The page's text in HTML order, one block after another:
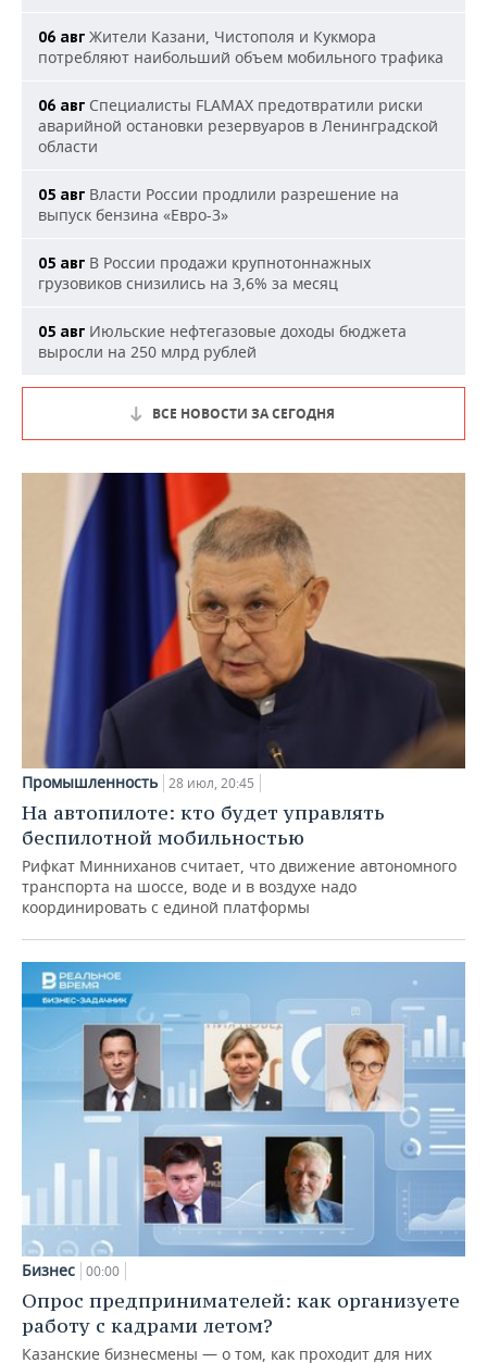
06 авг Жители Казани, Чистополя и Кукмора
потребляют наибольший объем мобильного трафика
06 авг Специалисты FLAMAX предотвратили риски
аварийной остановки резервуаров в Ленинградской
области
05 авг Власти России продлили разрешение на
выпуск бензина «Евро-3»
05 авг В России продажи крупнотоннажных
грузовиков снизились на 3,6% за месяц
05 авг Июльские нефтегазовые доходы бюджета
выросли на 250 млрд рублей
ВСЕ НОВОСТИ ЗА СЕГОДНЯ
Промышленность 28 июл, 20:45
На автопилоте: кто будет управлять
беспилотной мобильностью
Рифкат Минниханов считает, что движение автономного
транспорта на шоссе, воде и в воздухе надо
координировать с единой платформы
Бизнес 00:00
Опрос предпринимателей: как организуете
работу с кадрами летом?
Казанские бизнесмены — о том, как проходит для них